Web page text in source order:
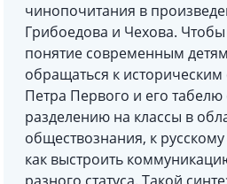
чинопочитания в
Грибоедова и Чехова.
понятие современным
обращаться к
Петра Первого и его табелю
разделению на классы в
обществознания, к
как выстроить